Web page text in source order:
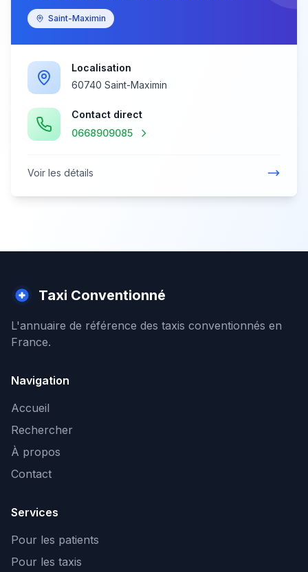
Saint-Maximin
Localisation
60740 Saint-Maximin
Contact direct
0668909085
Voir les détails
Taxi Conventionné
L'annuaire de référence des taxis conventionnés en
France.
Navigation
Accueil
Rechercher
À propos
Contact
Services
Pour les patients
Pour les taxis